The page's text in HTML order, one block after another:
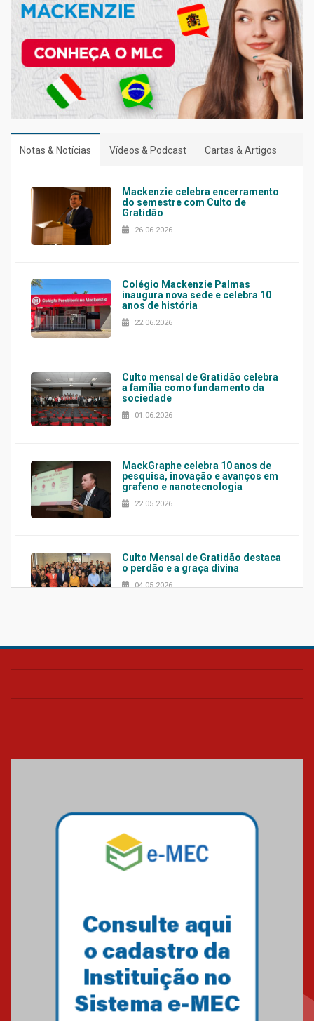
Notas & Notícias Vídeos & Podcast Cartas & Artigos
Mackenzie celebra encerramento
do semestre com Culto de
Gratidão
26.06.2026
Colégio Mackenzie Palmas
inaugura nova sede e celebra 10
anos de história
22.06.2026
Culto mensal de Gratidão celebra
a família como fundamento da
sociedade
01.06.2026
MackGraphe celebra 10 anos de
pesquisa, inovação e avanços em
grafeno e nanotecnologia
22.05.2026
Culto Mensal de Gratidão destaca
o perdão e a graça divina
04.05.2026
Confira como foi o culto mensal
Mackenzie mobiliza campanha
solidária para apoiar famílias em
Minas Gerais
Primeiro culto do ano ressalta o
27.02.2026